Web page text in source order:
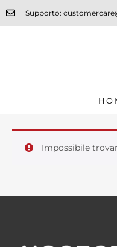
Supporto:
Impossibile